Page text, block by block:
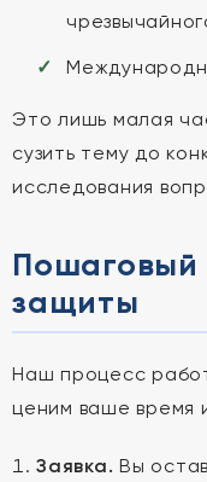
Это лишь малая
сузить тему до
исследования
Пошаговый
защиты
Наш процесс
ценим ваше время
Заявка. Вы